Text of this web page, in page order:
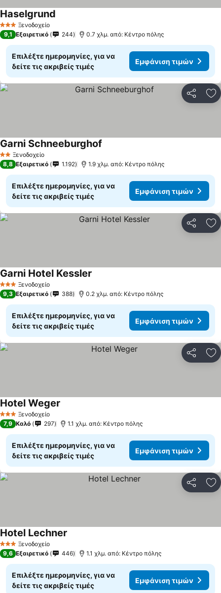
3 ΑστέριαΞενοδοχείο
Haselgrund
9,1 Εξαιρετικό 244 0.7 χλμ. από: Κέντρο πόλης
Επιλέξτε ημερομηνίες, για να
δείτε τις ακριβείς τιμές
Εμφάνιση τιμών
2 ΑστέριαΞενοδοχείο
Garni Schneeburghof
8,8 Εξαιρετικό 1.192 1.9 χλμ. από: Κέντρο πόλης
Επιλέξτε ημερομηνίες, για να
δείτε τις ακριβείς τιμές
Εμφάνιση τιμών
3 ΑστέριαΞενοδοχείο
Garni Hotel Kessler
9,3 Εξαιρετικό 388 0.2 χλμ. από: Κέντρο πόλης
Επιλέξτε ημερομηνίες, για να
δείτε τις ακριβείς τιμές
Εμφάνιση τιμών
3 ΑστέριαΞενοδοχείο
Hotel Weger
7,9 Καλό 297 1.1 χλμ. από: Κέντρο πόλης
Επιλέξτε ημερομηνίες, για να
δείτε τις ακριβείς τιμές
Εμφάνιση τιμών
3 ΑστέριαΞενοδοχείο
Hotel Lechner
9,6 Εξαιρετικό 446 1.1 χλμ. από: Κέντρο πόλης
Επιλέξτε ημερομηνίες, για να
δείτε τις ακριβείς τιμές
Εμφάνιση τιμών